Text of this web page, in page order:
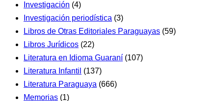
Investigación (4)
Investigación periodística (3)
Libros de Otras Editoriales Paraguayas (59)
Libros Jurídicos (22)
Literatura en Idioma Guaraní (107)
Literatura Infantil (137)
Literatura Paraguaya (666)
Memorias (1)